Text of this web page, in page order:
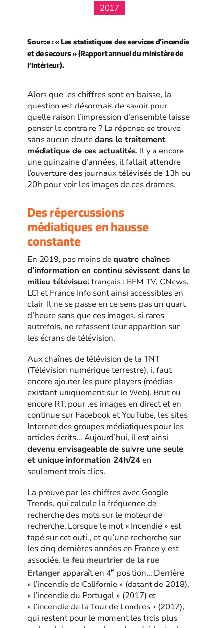
2017
Source : « Les statistiques des services d’incendie
et de secours » (Rapport annuel du ministère de
l’Intérieur).
Alors que les chiffres sont en baisse, la
question est désormais de savoir pour
quelle raison l’impression d’ensemble laisse
penser le contraire ? La réponse se trouve
sans aucun doutedans le traitement
médiatique de ces actualités. Il y a encore
une quinzaine d’années, il fallait attendre
l’ouverture des journaux télévisés de 13h ou
20h pour voir les images de ces drames.
Des répercussions
médiatiques en hausse
constante
En 2019, pas moins dequatre chaînes
d’information en continu sévissent dans le
milieu télévisuelfrançais : BFM TV, CNews,
LCI et France Info sont ainsi accessibles en
clair. Il ne se passe en ce sens pas un quart
d’heure sans que ces images, si rares
autrefois, ne refassent leur apparition sur
les écrans de télévision.
Aux chaînes de télévision de la TNT
(Télévision numérique terrestre), il faut
encore ajouter les pure players (médias
existant uniquement sur le Web). Brut ou
encore RT, pour les images en direct et en
continue sur Facebook et YouTube, les sites
Internet des groupes médiatiques pour les
articles écrits… Aujourd’hui, il est ainsi
devenu envisageable de suivre une seule
et unique information 24h/24en
seulement trois clics.
La preuve par les chiffres avec Google
Trends, qui calcule la fréquence de
recherche des mots sur le moteur de
recherche. Lorsque le mot « Incendie » est
tapé sur cet outil, et qu’une recherche sur
les cinq dernières années en France y est
associée, le feu meurtrier de la rue
Erlanger apparaît en 4e position… Derrière
« l’incendie de Californie » (datant de 2018),
« l’incendie du Portugal » (2017) et
« l’incendie de la Tour de Londres » (2017),
qui restent pour le moment les trois plus